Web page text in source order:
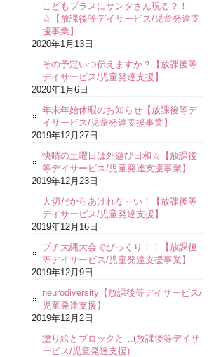
こどもプラスにサンタさん現る？！
☆【放課後等デイサービス/児童発達支
援事業】
2020年1月13日
その予定いつ伝えますか？【放課後等
デイサービス/児童発達支援】
2020年1月6日
年末年始休暇のお知らせ【放課後等デ
イサービス/児童発達支援事業】
2019年12月27日
快晴の土曜日は外遊び日和☆【放課後
等デイサービス/児童発達支援事業】
2019年12月23日
大切だからあけれな～い！【放課後等
デイサービス/児童発達支援】
2019年12月16日
プチ大縄大会でびっくり！！【放課後
等デイサービス/児童発達支援事業】
2019年12月9日
neurodiversity【放課後等デイサービス/
児童発達支援】
2019年12月2日
塗り絵とブロックと…(放課後等デイサ
ービス/児童発達支援)